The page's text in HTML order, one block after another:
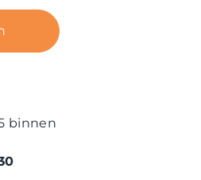
binnen